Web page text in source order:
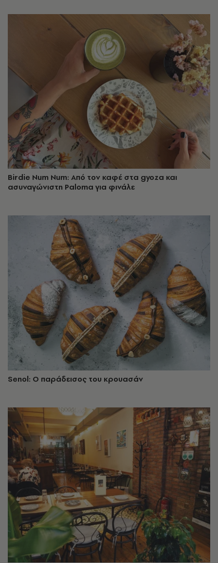
Birdie Num Num: Από τον καφέ στα gyoza και
ασυναγώνιστη Paloma για φινάλε
Senol: Ο παράδεισος του κρουασάν